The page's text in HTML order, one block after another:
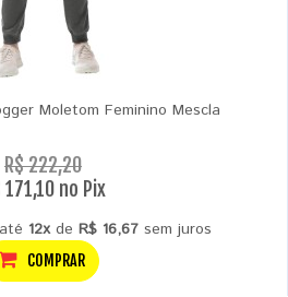
Moletom Feminino Mescla
R$ 222,20
171,10 no Pix
12xde R$ 16,67sem juros
COMPRAR